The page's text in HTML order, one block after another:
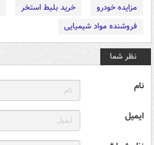
مزایده خودرو
خرید بلیط استخر
فروشنده مواد شیمیایی
نظر شما
نام
ایمیل